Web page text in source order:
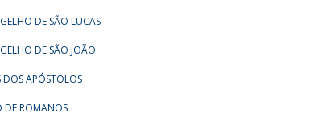
DE SÃO LUCAS
DE SÃO JOÃO
DOS APÓSTOLOS
DE ROMANOS